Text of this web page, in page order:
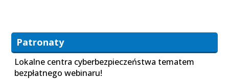
Patronaty
Lokalne centra cyberbezpieczeństwa tematem
bezpłatnego webinaru!